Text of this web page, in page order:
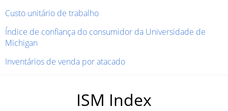
Custo unitário de trabalho
Índice de confiança do consumidor da Universidade de
Michigan
Inventários de venda por atacado
ISM Index